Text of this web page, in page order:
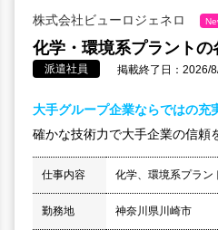
株式会社ビューロジェネロ
化学・環境系プラント
派遣社員 掲載終了日：2026/
大手グループ企業ならではの充
確かな技術力で大手企業の信頼
仕事内容 化学、環境系プラン
勤務地 神奈川県川崎市